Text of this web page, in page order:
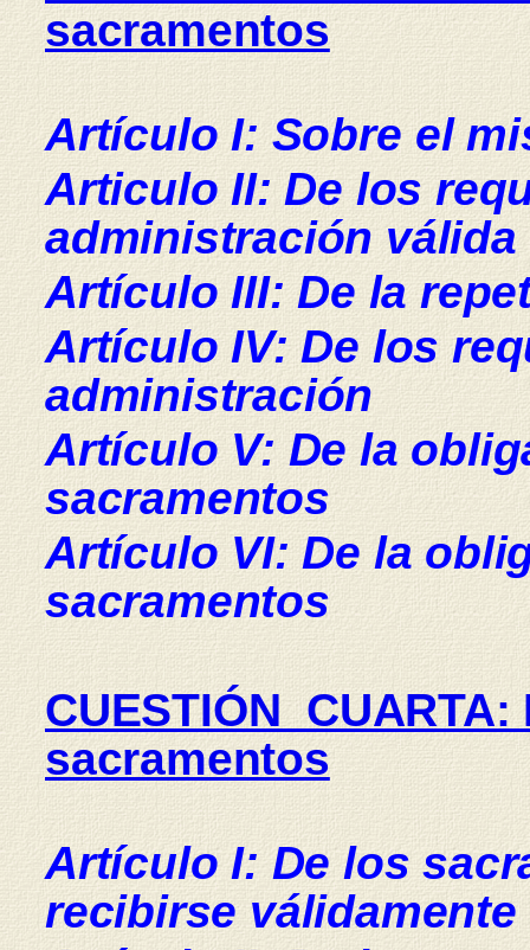
sacramentos
Artículo I: Sobre el
Articulo II: De los
administración válida
Artículo III: De la
Artículo IV: De los
administración
Artículo V: De la
sacramentos
Artículo VI: De la
sacramentos
CUESTIÓN
sacramentos
Artículo I: De los
recibirse válidamente